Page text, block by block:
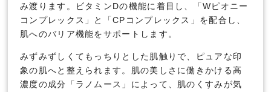
み渡ります。ビタミンDの機能に着目し、「Wピオニー
コンプレックス」と「CPコンプレックス」を配合し、
肌へのバリア機能をサポートします。
みずみずしくてもっちりとした肌触りで、ピュアな印
象の肌へと整えられます。肌の美しさに働きかける高
濃度の成分「ラノムース」によって、肌のくすみが気